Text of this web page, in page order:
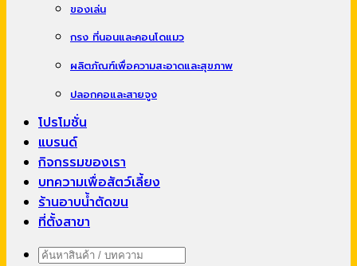
ของเล่น
กรง ที่นอนและคอนโดแมว
ผลิตภัณฑ์เพื่อความสะอาดและสุขภาพ
ปลอกคอและสายจูง
โปรโมชั่น
แบรนด์
กิจกรรมของเรา
บทความเพื่อสัตว์เลี้ยง
ร้านอาบน้ำตัดขน
ที่ตั้งสาขา
ค้นหา: